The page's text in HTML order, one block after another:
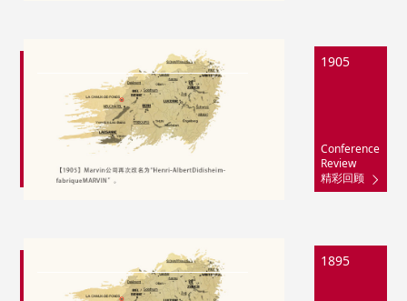
1905
Conference
Review
精彩回顾
1895